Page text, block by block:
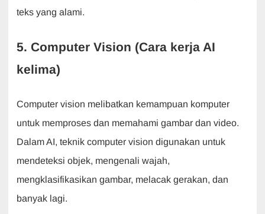
teks yang alami.
5. Computer Vision (Cara kerja AI
kelima)
Computer vision melibatkan kemampuan komputer
untuk memproses dan memahami gambar dan video.
Dalam AI, teknik computer vision digunakan untuk
mendeteksi objek, mengenali wajah,
mengklasifikasikan gambar, melacak gerakan, dan
banyak lagi.